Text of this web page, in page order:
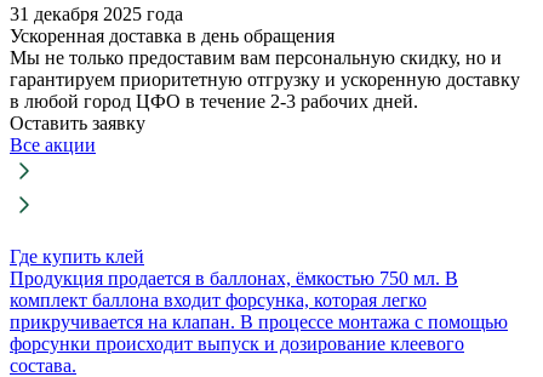
31 декабря 2025 года
Ускоренная доставка в день обращения
Мы не только предоставим вам персональную скидку, но и
гарантируем приоритетную отгрузку и ускоренную доставку
в любой город ЦФО в течение 2-3 рабочих дней.
Оставить заявку
Все акции
Где купить клей
Продукция продается в баллонах, ёмкостью 750 мл. В
комплект баллона входит форсунка, которая легко
прикручивается на клапан. В процессе монтажа с помощью
форсунки происходит выпуск и дозирование клеевого
состава.